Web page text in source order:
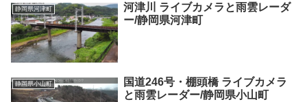
静岡県河津町
河津川 ライブカメラと雨雲レーダ
ー/静岡県河津町
静岡県小山町
国道246号・棚頭橋 ライブカメラ
と雨雲レーダー/静岡県小山町